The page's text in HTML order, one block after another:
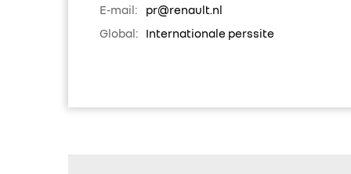
E-mail:
pr@renault.nl
Global:
Internationale perssite